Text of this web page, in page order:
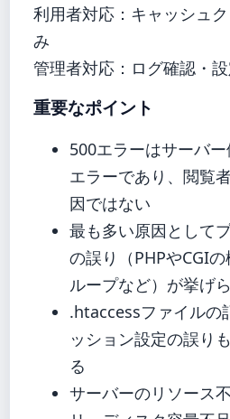
利用者対応：キャッシュ
み
管理者対応：ログ確認・
重要なポイント
500エラーはサーバ
エラーであり、閲覧
因ではない
最も多い原因として
の誤り（PHPやCGI
ループなど）が挙げ
.htaccessファイルの
ッション設定の誤り
る
サーバーのリソース